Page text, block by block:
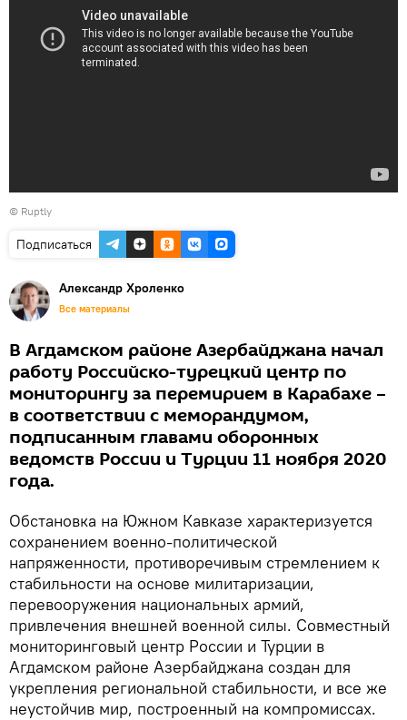
© Ruptly
Подписаться
Александр Хроленко
Все материалы
В Агдамском районе Азербайджана начал
работу Российско-турецкий центр по
мониторингу за перемирием в Карабахе –
в соответствии с меморандумом,
подписанным главами оборонных
ведомств России и Турции 11 ноября 2020
года.
Обстановка на Южном Кавказе характеризуется
сохранением военно-политической
напряженности, противоречивым стремлением к
стабильности на основе милитаризации,
перевооружения национальных армий,
привлечения внешней военной силы. Совместный
мониторинговый центр России и Турции в
Агдамском районе Азербайджана создан для
укрепления региональной стабильности, и все же
неустойчив мир, построенный на компромиссах.